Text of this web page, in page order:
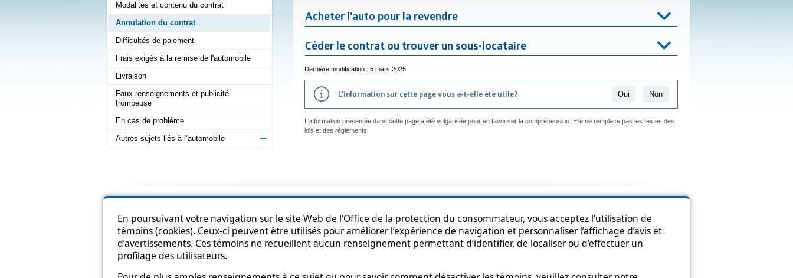
En poursuivant votre navigation sur le site Web de l’Office de la protection du consommateur, vous acceptez l’utilisation de
témoins (cookies). Ceux-ci peuvent être utilisés pour améliorer l’expérience de navigation et personnaliser l’affichage d’avis et
d’avertissements. Ces témoins ne recueillent aucun renseignement permettant d’identifier, de localiser ou d’effectuer un
profilage des utilisateurs.
Modalités et contenu du contrat
Annulation du contrat
Difficultés de paiement
Frais exigés à la remise de l'automobile
Livraison
Faux renseignements et publicité
trompeuse
En cas de problème
Autres sujets liés à l’automobile
Acheter l’auto pour la revendre
Céder le contrat ou trouver un sous-locataire
Dernière modification : 5 mars 2025
L'information sur cette page vous a-t-elle été utile? Oui Non
L'information présentée dans cette page a été vulgarisée pour en favoriser la compréhension. Elle ne remplace pas les textes des
lois et des règlements.